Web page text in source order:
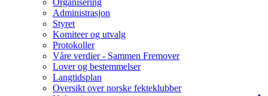
Administrasjon
Styret
Komiteer og utvalg
Protokoller
Våre verdier - Sammen Fremover
Lover og bestemmelser
Langtidsplan
Oversikt over norske fekteklubber